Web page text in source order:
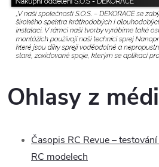
Ohlasy z
Časopis RC Revue –
RC modelech